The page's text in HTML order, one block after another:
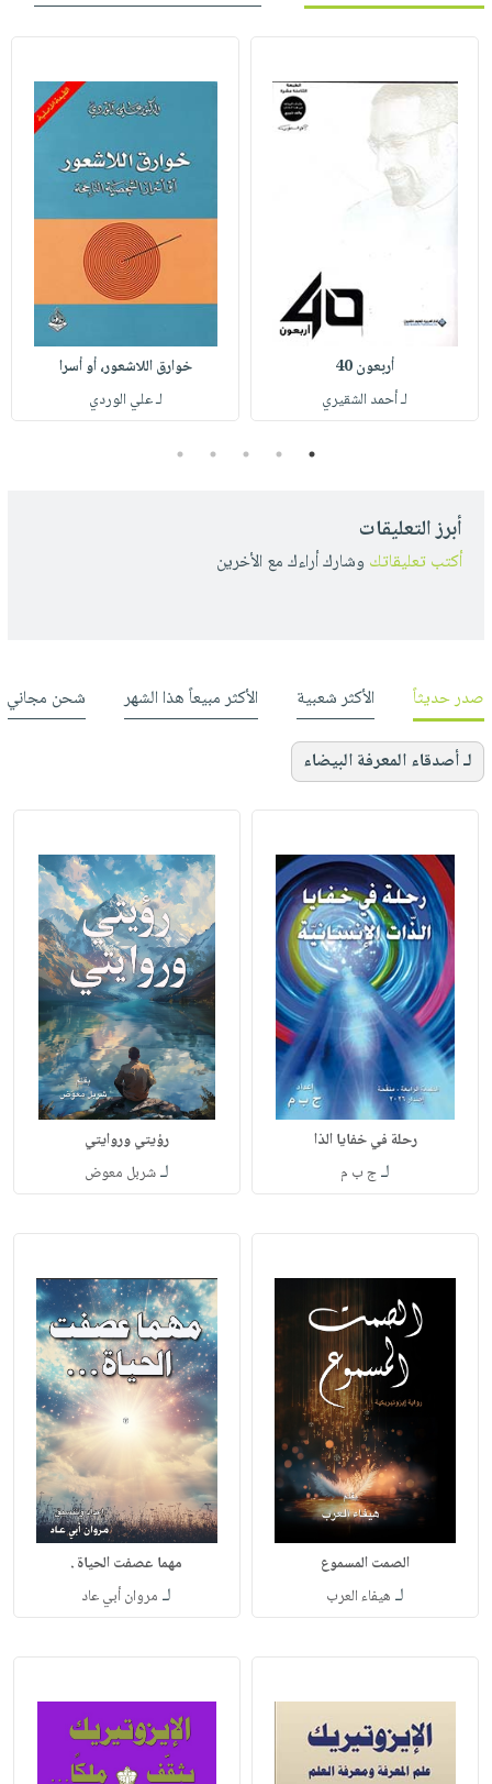
أربعون 40
لـ أحمد الشقيري
خوارق اللاشعور، أو أسرا
لـ علي الوردي
1
2
3
4
5
أبرز التعليقات
أكتب تعليقاتك وشارك أراءك مع الأخرين
صدر حديثاً الأكثر شعبية الأكثر مبيعاً هذا الشهر شحن مجاني
لـ أصدقاء المعرفة البيضاء
رحلة في خفايا الذا
لـج ب م
رؤيتي وروايتي
لـشربل معوض
الصمت المسموع
لـ هيفاء العرب
مهما عصفت الحياة .
لـ مروان أبي عاد